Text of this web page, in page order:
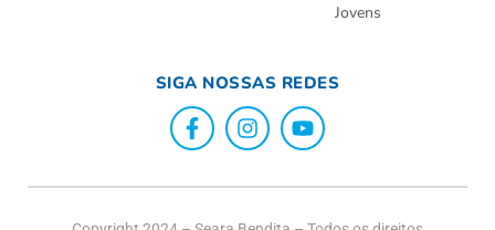
Jovens
SIGA NOSSAS REDES